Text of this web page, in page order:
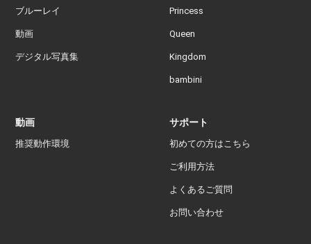
ブルーレイ
動画
デジタル写真集
Princess
Queen
Kingdom
bambini
動画
推奨動作環境
サポート
初めての方はこちら
ご利用方法
よくあるご質問
お問い合わせ